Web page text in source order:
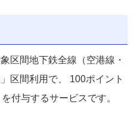
区間地下鉄全線（空港線・
区間利用で、 100ポイント
付与するサービスです。